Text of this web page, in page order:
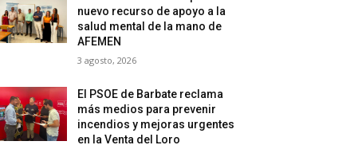
nuevo recurso de apoyo a la
salud mental de la mano de
AFEMEN
3 agosto, 2026
El PSOE de Barbate reclama
más medios para prevenir
incendios y mejoras urgentes
en la Venta del Loro